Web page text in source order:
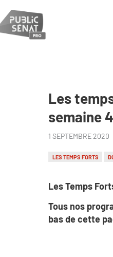
Les
semaine
1 SEPTEMBRE 2020
LES TEMPS FORTS
Les Temps
Tous nos
bas de cette